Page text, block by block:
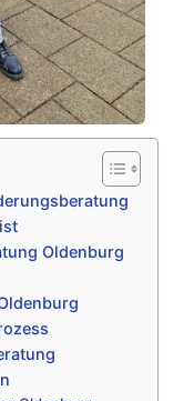
Oldenburg